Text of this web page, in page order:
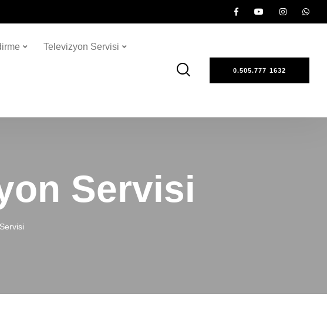
Televizyon Servisi
0.505.777 1632
Servisi